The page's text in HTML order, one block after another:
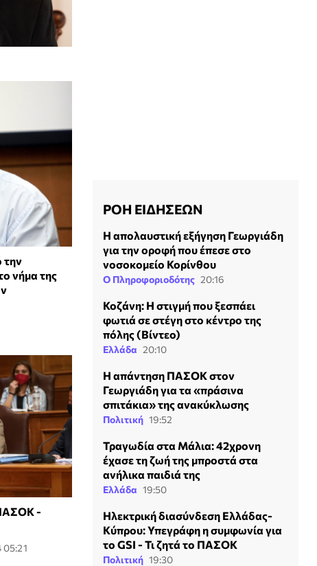
την
νήμα της
-
05:21
ΡΟΗ ΕΙΔΗΣΕΩΝ
Η απολαυστική εξήγηση Γεωργιάδη
για την οροφή που έπεσε στο
νοσοκομείο Κορίνθου
Ο Πληροφοριοδότης 20:16
Κοζάνη: Η στιγμή που ξεσπάει
φωτιά σε στέγη στο κέντρο της
πόλης (Βίντεο)
Ελλάδα 20:10
Η απάντηση ΠΑΣΟΚ στον
Γεωργιάδη για τα «πράσινα
σπιτάκια» της ανακύκλωσης
Πολιτική 19:52
Τραγωδία στα Μάλια: 42χρονη
έχασε τη ζωή της μπροστά στα
ανήλικα παιδιά της
Ελλάδα 19:50
Ηλεκτρική διασύνδεση Ελλάδας-
Κύπρου: Υπεγράφη η συμφωνία για
το GSI - Τι ζητά το ΠΑΣΟΚ
Πολιτική 19:30